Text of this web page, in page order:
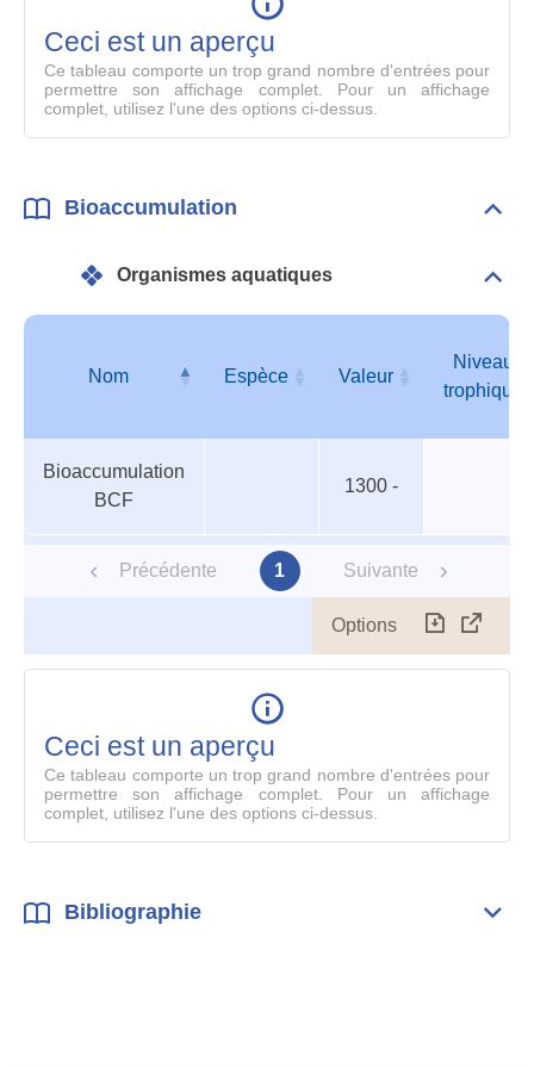
Ceci est un aperçu
Ce tableau comporte un trop grand nombre d'entrées pour
permettre son affichage complet. Pour un affichage
complet, utilisez l'une des options ci-dessus.
Bioaccumulation
Organismes aquatiques
aquatiques
Nom Espèce Valeur
Niveau
trophique
Bioaccumulation
BCF
1300 -
Précédente 1 Suivante
Options
le
Ceci est un aperçu
Ce tableau comporte un trop grand nombre d'entrées pour
permettre son affichage complet. Pour un affichage
complet, utilisez l'une des options ci-dessus.
Bibliographie